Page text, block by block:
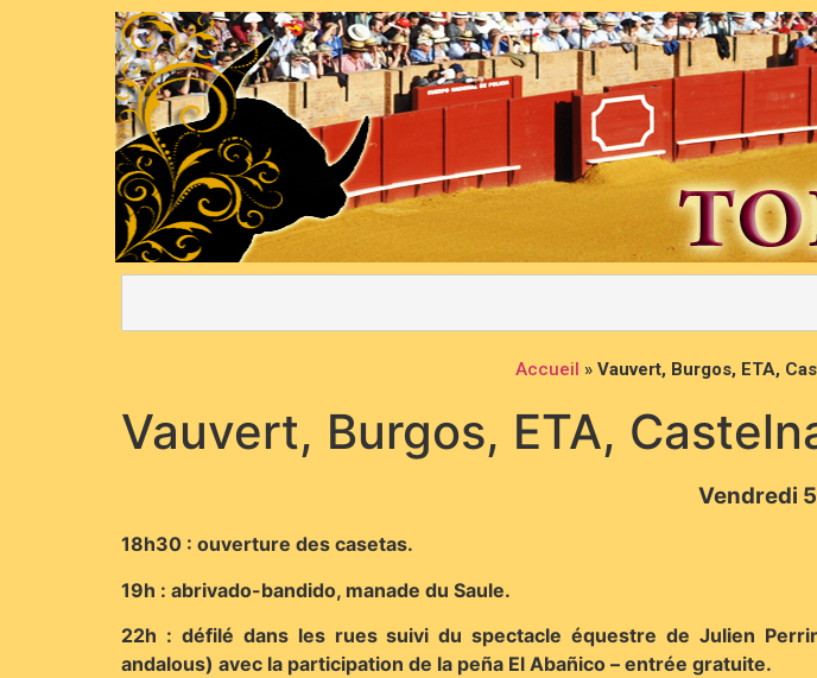
Accueil » Vauvert, Burgos, ETA,
Vauvert, Burgos, ETA,
Vendredi
18h30 : ouverture des casetas.
19h : abrivado-bandido, manade du Saule.
22h : défilé dans les rues suivi du spectacle équestre de Julien
andalous) avec la participation de la peña El Abañico – entrée gratuite.